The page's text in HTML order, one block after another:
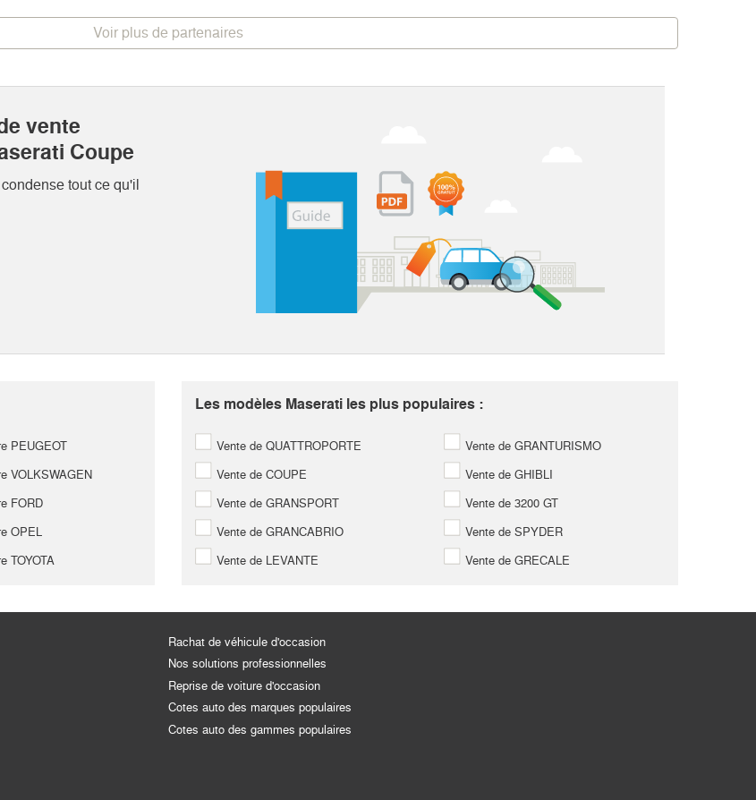
Voir plus de partenaires
vente
Coupe
tout ce qu'il
PEUGEOT
VOLKSWAGEN
FORD
OPEL
TOYOTA
Les modèles Maserati les plus populaires :
Vente de QUATTROPORTE Vente de GRANTURISMO
Vente de COUPE Vente de GHIBLI
Vente de GRANSPORT Vente de 3200 GT
Vente de GRANCABRIO Vente de SPYDER
Vente de LEVANTE Vente de GRECALE
Rachat de véhicule d'occasion
Nos solutions professionnelles
Reprise de voiture d'occasion
Cotes auto des marques populaires
Cotes auto des gammes populaires